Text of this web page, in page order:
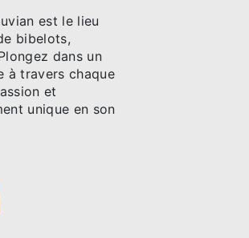
est le lieu
bibelots,
dans un
à travers chaque
et
unique en son